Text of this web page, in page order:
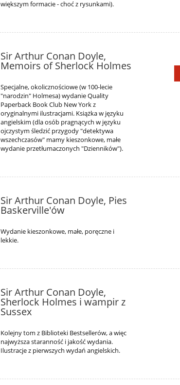
większym formacie - choć z rysunkami).
Sir Arthur Conan Doyle,
Memoirs of Sherlock Holmes
Specjalne, okolicznościowe (w 100-lecie
"narodzin" Holmesa) wydanie Quality
Paperback Book Club New York z
oryginalnymi ilustracjami. Książka w języku
angielskim (dla osób pragnących w języku
ojczystym śledzić przygody "detektywa
wszechczasów" mamy kieszonkowe, małe
wydanie przetłumaczonych "Dzienników").
Sir Arthur Conan Doyle, Pies
Baskerville'ów
Wydanie kieszonkowe, małe, poręczne i
lekkie.
Sir Arthur Conan Doyle,
Sherlock Holmes i wampir z
Sussex
Kolejny tom z Biblioteki Bestsellerów, a więc
najwyższa staranność i jakość wydania.
Ilustracje z pierwszych wydań angielskich.